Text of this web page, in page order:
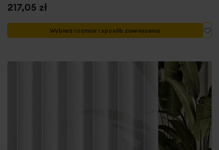
217,05 zł
Wybierz rozmiar i sposób zawieszenia